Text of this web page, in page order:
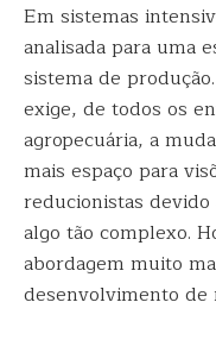
Em sistemas
analisada para uma
sistema de
exige, de todos os
agropecuária, a
mais espaço para
reducionistas
algo tão complexo.
abordagem muito
desenvolvimento de